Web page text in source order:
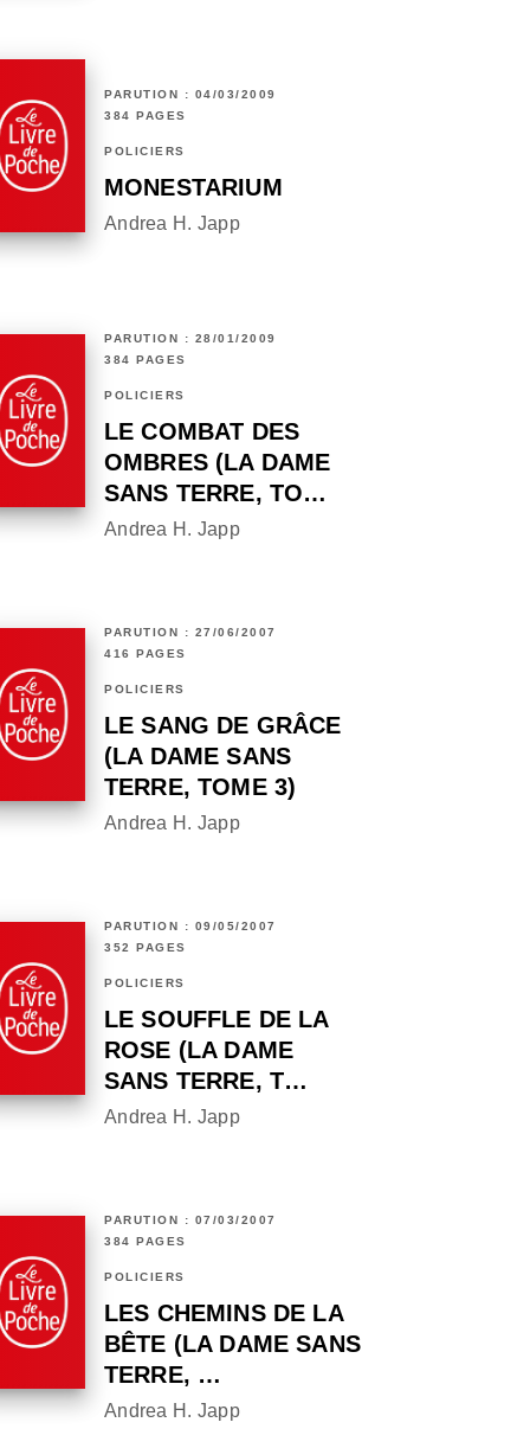
PARUTION : 04/03/2009
384 PAGES
POLICIERS
MONESTARIUM
Andrea H. Japp
PARUTION : 28/01/2009
384 PAGES
POLICIERS
LE COMBAT DES
OMBRES (LA DAME
SANS TERRE, TO…
Andrea H. Japp
PARUTION : 27/06/2007
416 PAGES
POLICIERS
LE SANG DE GRÂCE
(LA DAME SANS
TERRE, TOME 3)
Andrea H. Japp
PARUTION : 09/05/2007
352 PAGES
POLICIERS
LE SOUFFLE DE LA
ROSE (LA DAME
SANS TERRE, T…
Andrea H. Japp
PARUTION : 07/03/2007
384 PAGES
POLICIERS
LES CHEMINS DE LA
BÊTE (LA DAME SANS
TERRE, …
Andrea H. Japp